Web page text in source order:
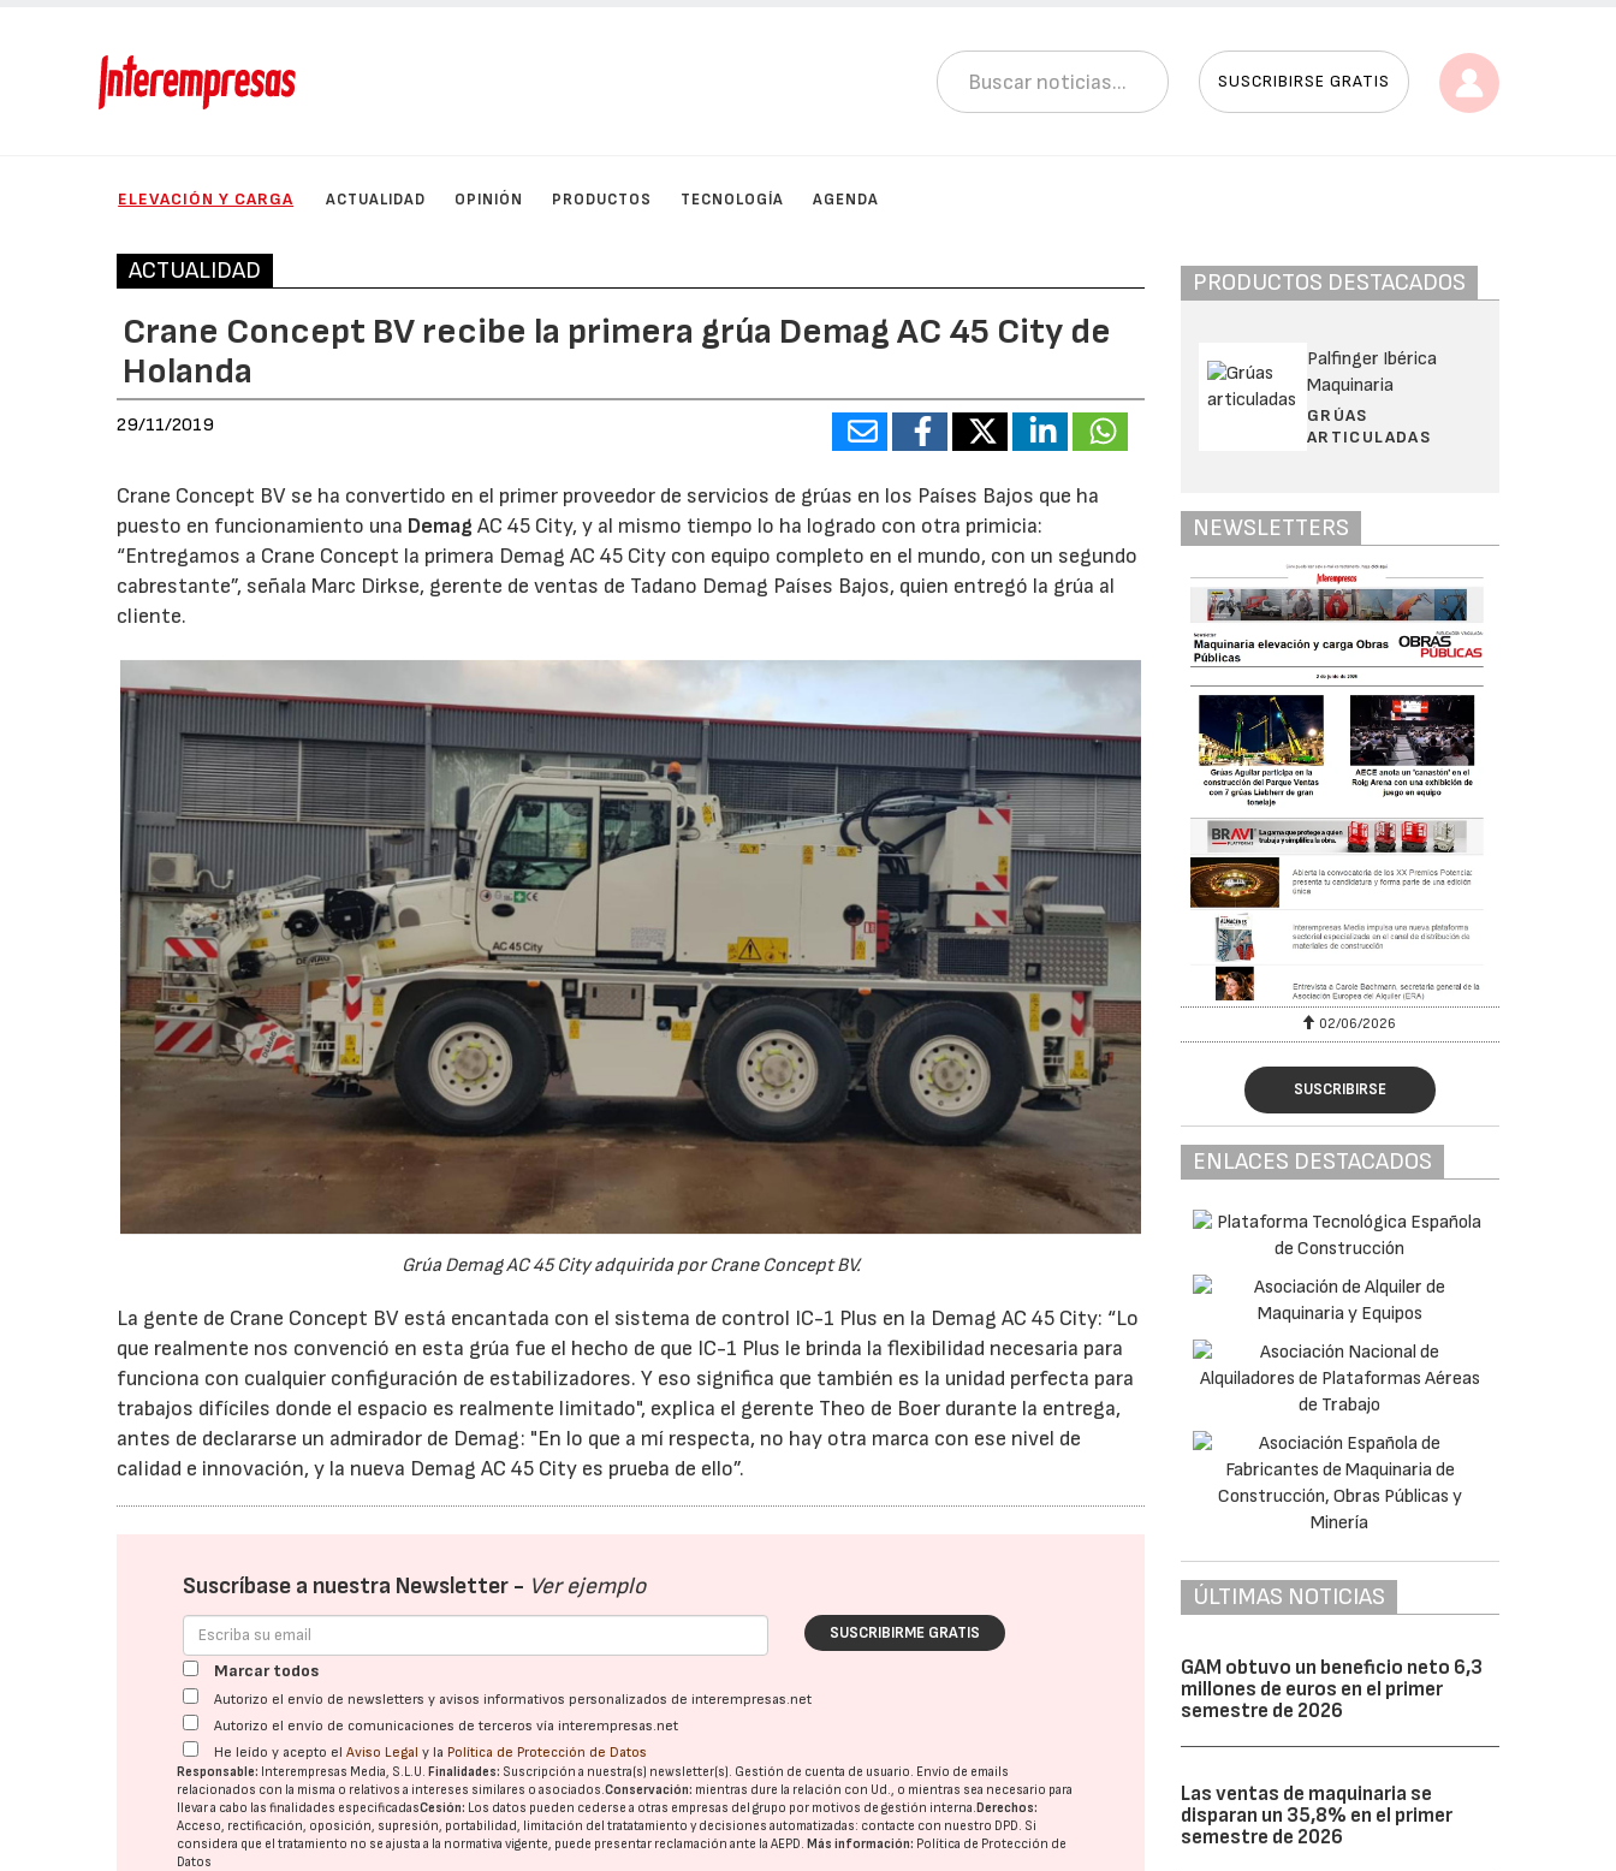
SUSCRIBIRSE GRATIS
ELEVACIÓN Y CARGA ACTUALIDAD OPINIÓN PRODUCTOS TECNOLOGÍA AGENDA
ACTUALIDAD
Crane Concept BV recibe la primera grúa Demag AC 45 City de
Holanda
29/11/2019
Crane Concept BV se ha convertido en el primer proveedor de servicios de grúas en los Países Bajos que ha
puesto en funcionamiento una Demag AC 45 City, y al mismo tiempo lo ha logrado con otra primicia:
“Entregamos a Crane Concept la primera Demag AC 45 City con equipo completo en el mundo, con un segundo
cabrestante”, señala Marc Dirkse, gerente de ventas de Tadano Demag Países Bajos, quien entregó la grúa al
cliente.
Grúa Demag AC 45 City adquirida por Crane Concept BV.
La gente de Crane Concept BV está encantada con el sistema de control IC-1 Plus en la Demag AC 45 City: “Lo
que realmente nos convenció en esta grúa fue el hecho de que IC-1 Plus le brinda la flexibilidad necesaria para
funciona con cualquier configuración de estabilizadores. Y eso significa que también es la unidad perfecta para
trabajos difíciles donde el espacio es realmente limitado", explica el gerente Theo de Boer durante la entrega,
antes de declararse un admirador de Demag: "En lo que a mí respecta, no hay otra marca con ese nivel de
calidad e innovación, y la nueva Demag AC 45 City es prueba de ello”.
Suscríbase a nuestra Newsletter - Ver ejemplo
SUSCRIBIRME GRATIS
Marcar todos
Autorizo el envío de newsletters y avisos informativos personalizados de interempresas.net
Autorizo el envío de comunicaciones de terceros vía interempresas.net
He leído y acepto elAviso Legal y la Política de Protección de Datos
Responsable: Interempresas Media, S.L.U.Finalidades: Suscripción a nuestra(s) newsletter(s). Gestión de cuenta de usuario. Envío de emails
relacionados con la misma o relativos a intereses similares o asociados.Conservación: mientras dure la relación con Ud., o mientras sea necesario para
llevar a cabo las finalidades especificadasCesión: Los datos pueden cederse a otras empresas del grupo por motivos de gestión interna.Derechos:
Acceso, rectificación, oposición, supresión, portabilidad, limitación del tratatamiento y decisiones automatizadas: contacte con nuestro DPD. Si
considera que el tratamiento no se ajusta a la normativa vigente, puede presentar reclamación ante laAEPD.Más información: Política de Protección de
Datos
PRODUCTOS DESTACADOS
Palfinger Ibérica
Maquinaria
GRÚAS
ARTICULADAS
NEWSLETTERS
02/06/2026 07/07/2026 02/06/2026
SUSCRIBIRSE
ENLACES DESTACADOS
ÚLTIMAS NOTICIAS
GAM obtuvo un beneficio neto 6,3
millones de euros en el primer
semestre de 2026
Las ventas de maquinaria se
disparan un 35,8% en el primer
semestre de 2026